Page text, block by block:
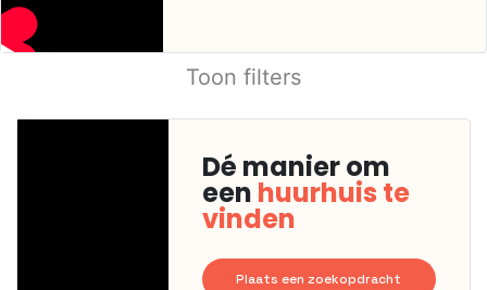
Toon filters
Dé manier om
een huurhuis te
vinden
Plaats een zoekopdracht